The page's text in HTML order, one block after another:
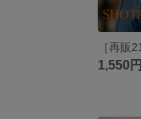
1,550円